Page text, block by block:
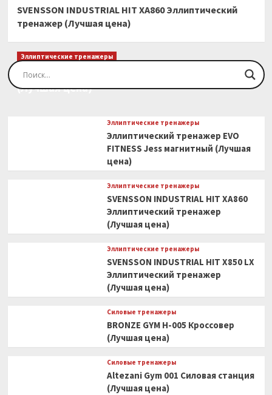
SVENSSON INDUSTRIAL HIT XA860 Эллиптический
тренажер (Лучшая цена)
Эллиптические тренажеры
Эллиптический тренажер EVO FITNESS Orion
(Лучшая цена)
Эллиптические тренажеры
Эллиптический тренажер EVO
FITNESS Jess магнитный (Лучшая
цена)
Эллиптические тренажеры
SVENSSON INDUSTRIAL HIT XA860
Эллиптический тренажер
(Лучшая цена)
Эллиптические тренажеры
SVENSSON INDUSTRIAL HIT X850 LX
Эллиптический тренажер
(Лучшая цена)
Силовые тренажеры
BRONZE GYM H-005 Кроссовер
(Лучшая цена)
Силовые тренажеры
Altezani Gym 001 Силовая станция
(Лучшая цена)